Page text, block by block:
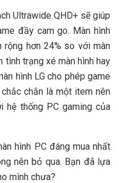
Ultrawide QHD+ sẽ giúp
đầy cam go. Màn hình
hơn 24% so với màn
tình trạng xé màn hình hay
hình LG cho phép game
chắn là một item nên
thống PC gaming của
hình PC đáng mua nhất
nên bỏ qua. Bạn đã lựa
mình chưa?